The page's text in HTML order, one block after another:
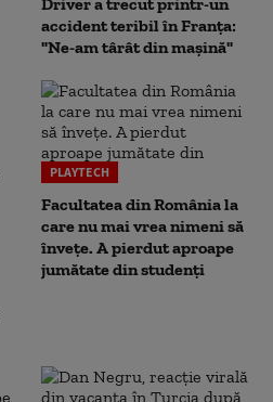
accident teribil în Franța:
"Ne-am târât din mașină"
PLAYTECH
Facultatea din România la
care nu mai vrea nimeni să
înveţe. A pierdut aproape
jumătate din studenţi